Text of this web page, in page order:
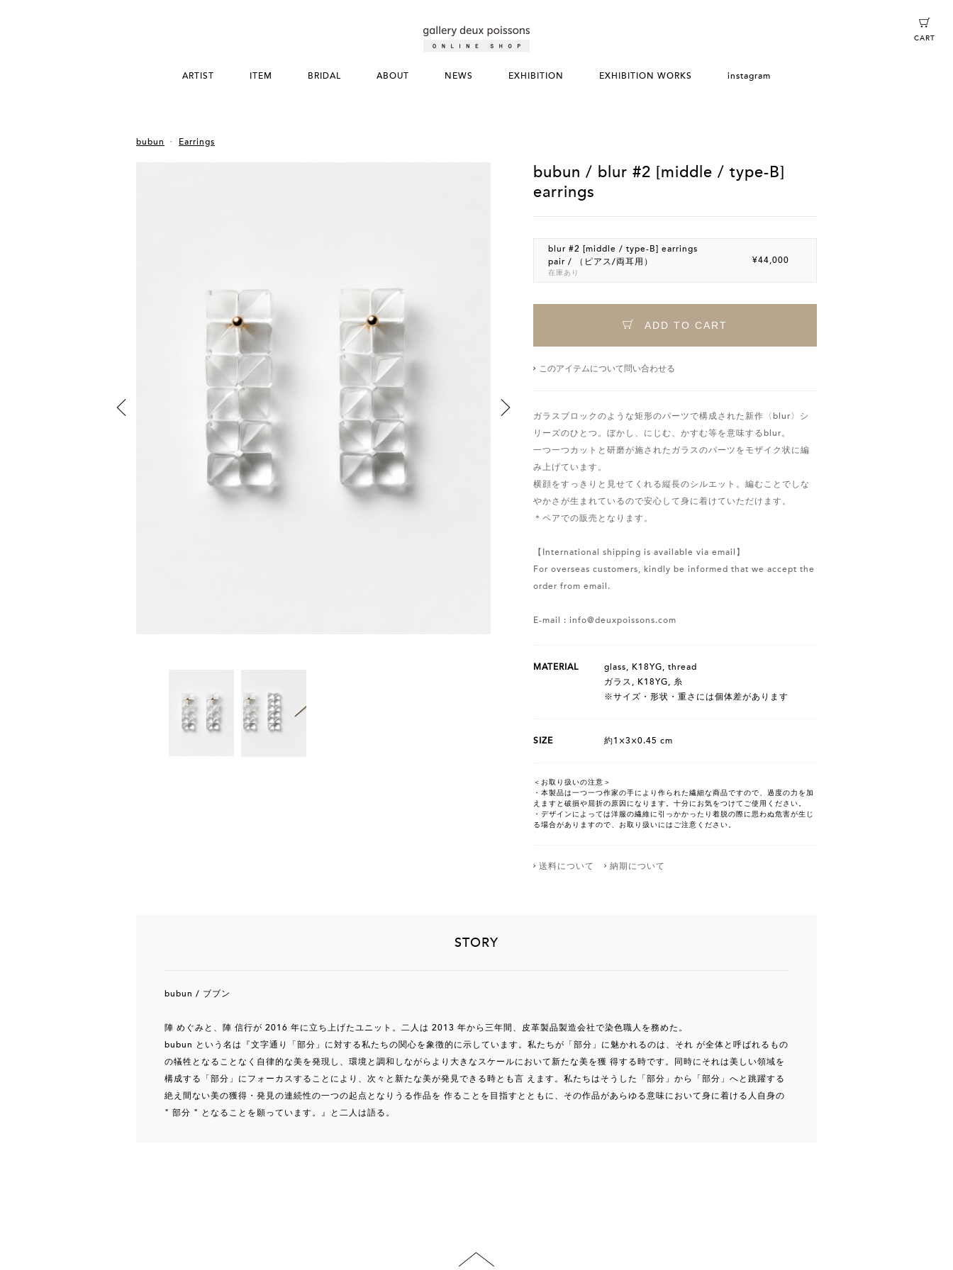
ARTIST ITEM BRIDAL ABOUT NEWS EXHIBITION EXHIBITION WORKS instagram
CART
bubun Earrings
bubun / blur #2 [middle / type-B]
earrings
blur #2 [middle / type-B] earrings
pair / （ピアス/両耳用）
在庫あり
¥44,000
ADD TO CART
このアイテムについて問い合わせる
ガラスブロックのような矩形のパーツで構成された新作〈blur〉シ
リーズのひとつ。ぼかし、にじむ、かすむ等を意味するblur。
一つ一つカットと研磨が施されたガラスのパーツをモザイク状に編
み上げています。
横顔をすっきりと見せてくれる縦長のシルエット。編むことでしな
やかさが生まれているので安心して身に着けていただけます。
＊ペアでの販売となります。
【International shipping is available via email】
For overseas customers, kindly be informed that we accept the
order from email.
E-mail : info@deuxpoissons.com
MATERIAL
glass, K18YG, thread
ガラス, K18YG, 糸
※サイズ・形状・重さには個体差があります
SIZE 約1×3×0.45 cm
＜お取り扱いの注意＞
・本製品は一つ一つ作家の手により作られた繊細な商品ですので、過度の力を加
えますと破損や屈折の原因になります。十分にお気をつけてご使用ください。
・デザインによっては洋服の繊維に引っかかったり着脱の際に思わぬ危害が生じ
る場合がありますので、お取り扱いにはご注意ください。
送料について 納期について
STORY
bubun / ブブン
陣 めぐみと、陣 信行が 2016 年に立ち上げたユニット。二人は 2013 年から三年間、皮革製品製造会社で染色職人を務めた。
bubun という名は『文字通り「部分」に対する私たちの関心を象徴的に示しています。私たちが「部分」に魅かれるのは、それ が全体と呼ばれるもの
の犠牲となることなく自律的な美を発現し、環境と調和しながらより大きなスケールにおいて新たな美を獲 得する時です。同時にそれは美しい領域を
構成する「部分」にフォーカスすることにより、次々と新たな美が発見できる時とも言 えます。私たちはそうした「部分」から「部分」へと跳躍する
絶え間ない美の獲得・発見の連続性の一つの起点となりうる作品を 作ることを目指すとともに、その作品があらゆる意味において身に着ける人自身の
" 部分 " となることを願っています。』と二人は語る。